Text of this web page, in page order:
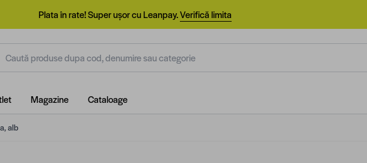
Plata în rate! Super ușor cu Leanpay.Verifică limita
Magazine Cataloage
alb